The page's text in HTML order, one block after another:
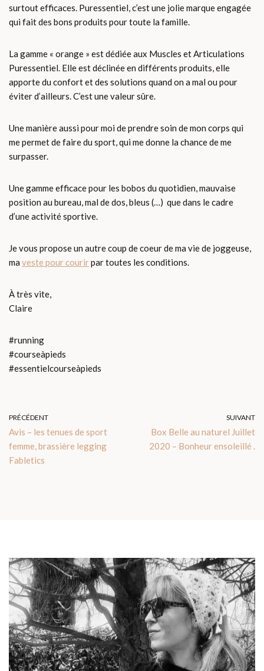
surtout efficaces. Puressentiel, c’est une jolie marque engagée
qui fait des bons produits pour toute la famille.
La gamme « orange » est dédiée aux Muscles et Articulations
Puressentiel. Elle est déclinée en différents produits, elle
apporte du confort et des solutions quand on a mal ou pour
éviter d’ailleurs. C’est une valeur sûre.
Une manière aussi pour moi de prendre soin de mon corps qui
me permet de faire du sport, qui me donne la chance de me
surpasser.
Une gamme efficace pour les bobos du quotidien, mauvaise
position au bureau, mal de dos, bleus (…) que dans le cadre
d’une activité sportive.
Je vous propose un autre coup de coeur de ma vie de joggeuse,
ma veste pour courirpar toutes les conditions.
À très vite,
Claire
#running
#courseàpieds
#essentielcourseàpieds
PRÉCÉDENT
Avis – les tenues de sport
femme, brassière legging
Fabletics
SUIVANT
Box Belle au naturel Juillet
2020 – Bonheur ensoleillé .